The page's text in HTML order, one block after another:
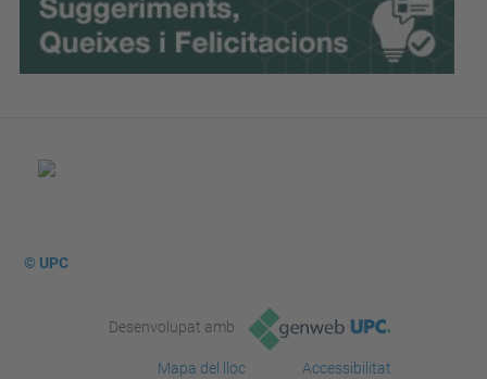
© UPC
Desenvolupat amb
Mapa del lloc
Accessibilitat